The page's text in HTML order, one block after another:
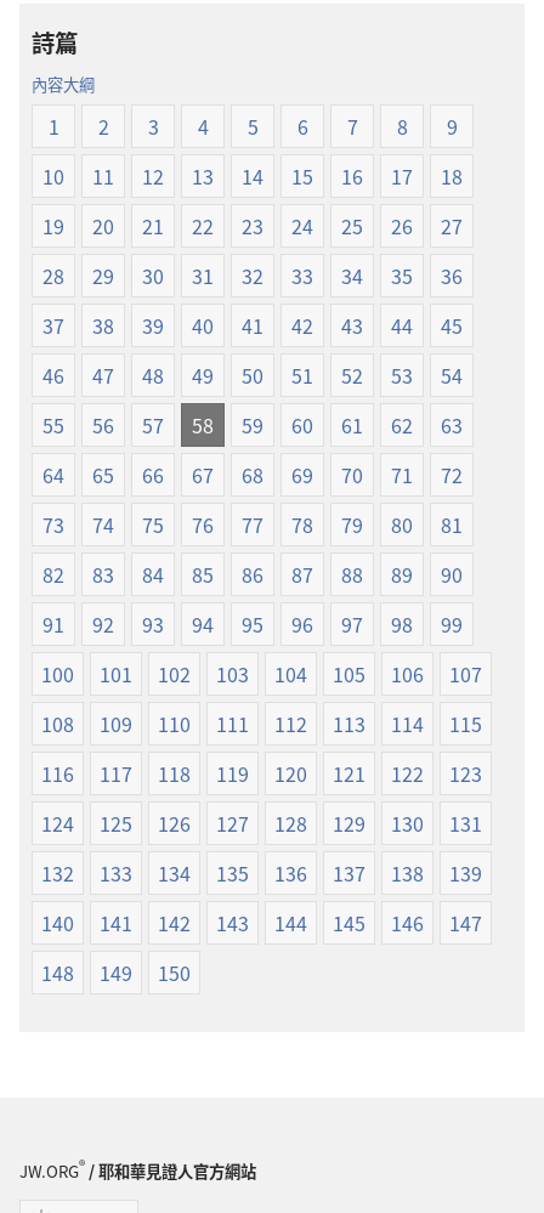
新
界
譯
詩篇
內容大綱
1 2 3 4 5 6 7 8
9
10
11 12 13 14 15 16 17
18
19
20 21 22 23 24 25 26
27
28
29 30 31 32 33 34 35
36
37
38 39 40 41 42 43 44
45
46
47 48 49 50 51 52 53
54
55
56 57 58 59 60 61 62
63
64
65 66 67 68 69 70 71
72
73
74 75 76 77 78 79 80
81
82
83 84 85 86 87 88 89
90
91
92 93 94 95 96 97 98
99
100
101 102 103 104 105 106
107
108
109 110 111 112 113 114
115
116
117 118 119 120 121 122
123
124
125 126 127 128 129 130
131
132
133 134 135 136 137 138
139
140
141 142 143 144 145 146
147
148
149 150
JW.ORG®/ 耶和華見證人官方網站